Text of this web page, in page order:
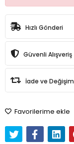
Hızlı Gönderi
Güvenli Alışveriş
İade ve Değişim
Favorilerime ekle